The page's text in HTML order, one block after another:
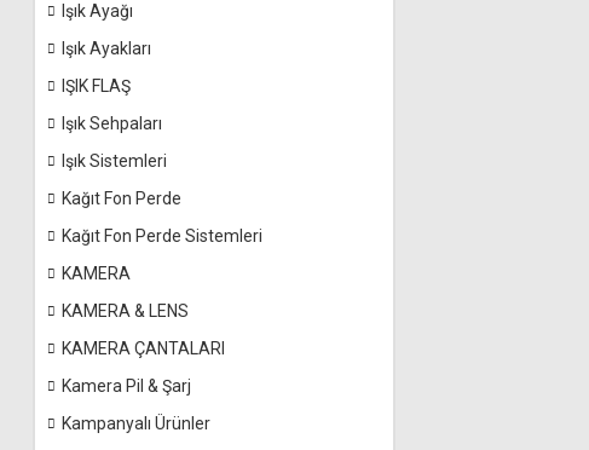
Işık Ayağı
Işık Ayakları
IŞIK FLAŞ
Işık Sehpaları
Işık Sistemleri
Kağıt Fon Perde
Kağıt Fon Perde Sistemleri
KAMERA
KAMERA & LENS
KAMERA ÇANTALARI
Kamera Pil & Şarj
Kampanyalı Ürünler